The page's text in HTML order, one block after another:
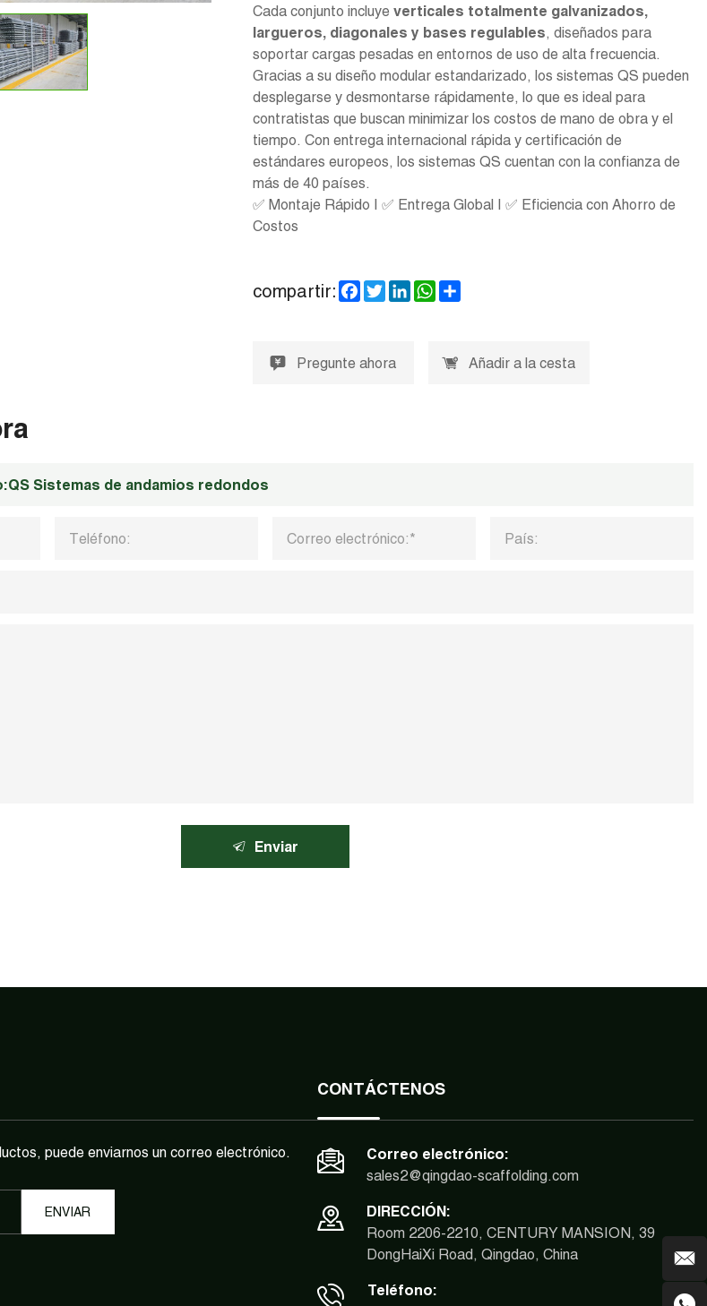
Cada conjunto incluye verticales totalmente galvanizados,
largueros, diagonales y bases regulables, diseñados para
soportar cargas pesadas en entornos de uso de alta frecuencia.
Gracias a su diseño modular estandarizado, los sistemas QS pueden
desplegarse y desmontarse rápidamente, lo que es ideal para
contratistas que buscan minimizar los costos de mano de obra y el
tiempo. Con entrega internacional rápida y certificación de
estándares europeos, los sistemas QS cuentan con la confianza de
más de 40 países.
✅ Montaje Rápido | ✅ Entrega Global | ✅ Eficiencia con Ahorro de
Costos
compartir: Facebook
TwitterLinkedInWhatsApp
Share
Pregunte ahora Añadir a la cesta
Enviar
puede enviarnos un correo electrónico.
CONTÁCTENOS
Correo electrónico:
sales2@qingdao-scaffolding.com
DIRECCIÓN:
Room 2206-2210, CENTURY MANSION, 39
DongHaiXi Road, Qingdao, China
Teléfono: